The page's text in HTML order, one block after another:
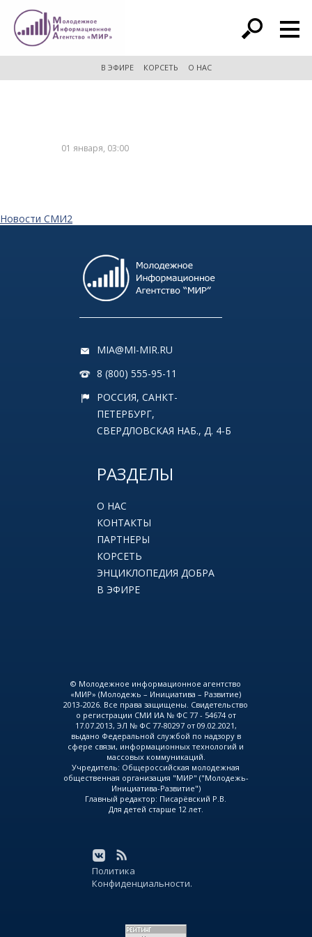
расширенный поиск
В ЭФИРЕ КОРСЕТЬ О НАС
01 января, 03:00
Новости СМИ2
MIA@MI-MIR.RU
8 (800) 555-95-11
РОССИЯ, САНКТ-
ПЕТЕРБУРГ,
СВЕРДЛОВСКАЯ НАБ., Д. 4-Б
РАЗДЕЛЫ
О НАС
КОНТАКТЫ
ПАРТНЕРЫ
КОРСЕТЬ
ЭНЦИКЛОПЕДИЯ ДОБРА
В ЭФИРЕ
© Молодежное информационное агентство
«МИР» (Молодежь – Инициатива – Развитие)
2013-2026. Все права защищены. Свидетельство
о регистрации СМИ ИА № ФС 77 - 54674 от
17.07.2013, ЭЛ № ФС 77-80297 от 09.02.2021,
выдано Федеральной службой по надзору в
сфере связи, информационных технологий и
массовых коммуникаций.
Учредитель: Общероссийская молодежная
общественная организация "МИР" ("Молодежь-
Инициатива-Развитие")
Главный редактор: Писарёвский Р.В.
Для детей старше 12 лет.
Политика
Конфиденциальности.